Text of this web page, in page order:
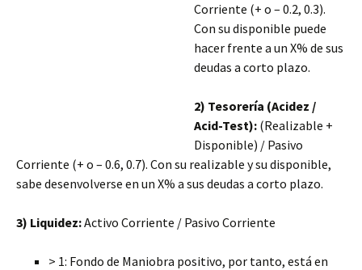
Corriente (+ o – 0.2, 0.3).
Con su disponible puede
hacer frente a un X% de sus
deudas a corto plazo.
2) Tesorería (Acidez /
Acid-Test): (Realizable +
Disponible) / Pasivo
Corriente (+ o – 0.6, 0.7). Con su realizable y su disponible,
sabe desenvolverse en un X% a sus deudas a corto plazo.
3) Liquidez:Activo Corriente / Pasivo Corriente
> 1: Fondo de Maniobra positivo, por tanto, está en